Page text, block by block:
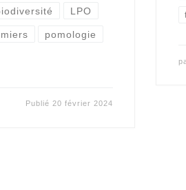
LPO
pomologie
Publié 20 février 2024